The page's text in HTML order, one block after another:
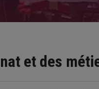
et des